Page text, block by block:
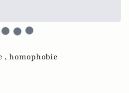
, homophobie